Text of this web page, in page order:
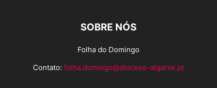
SOBRE NÓS
Folha do Domingo
Contato: folha.domingo@diocese-algarve.pt